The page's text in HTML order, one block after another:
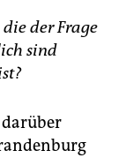
der Frage
sind
darüber